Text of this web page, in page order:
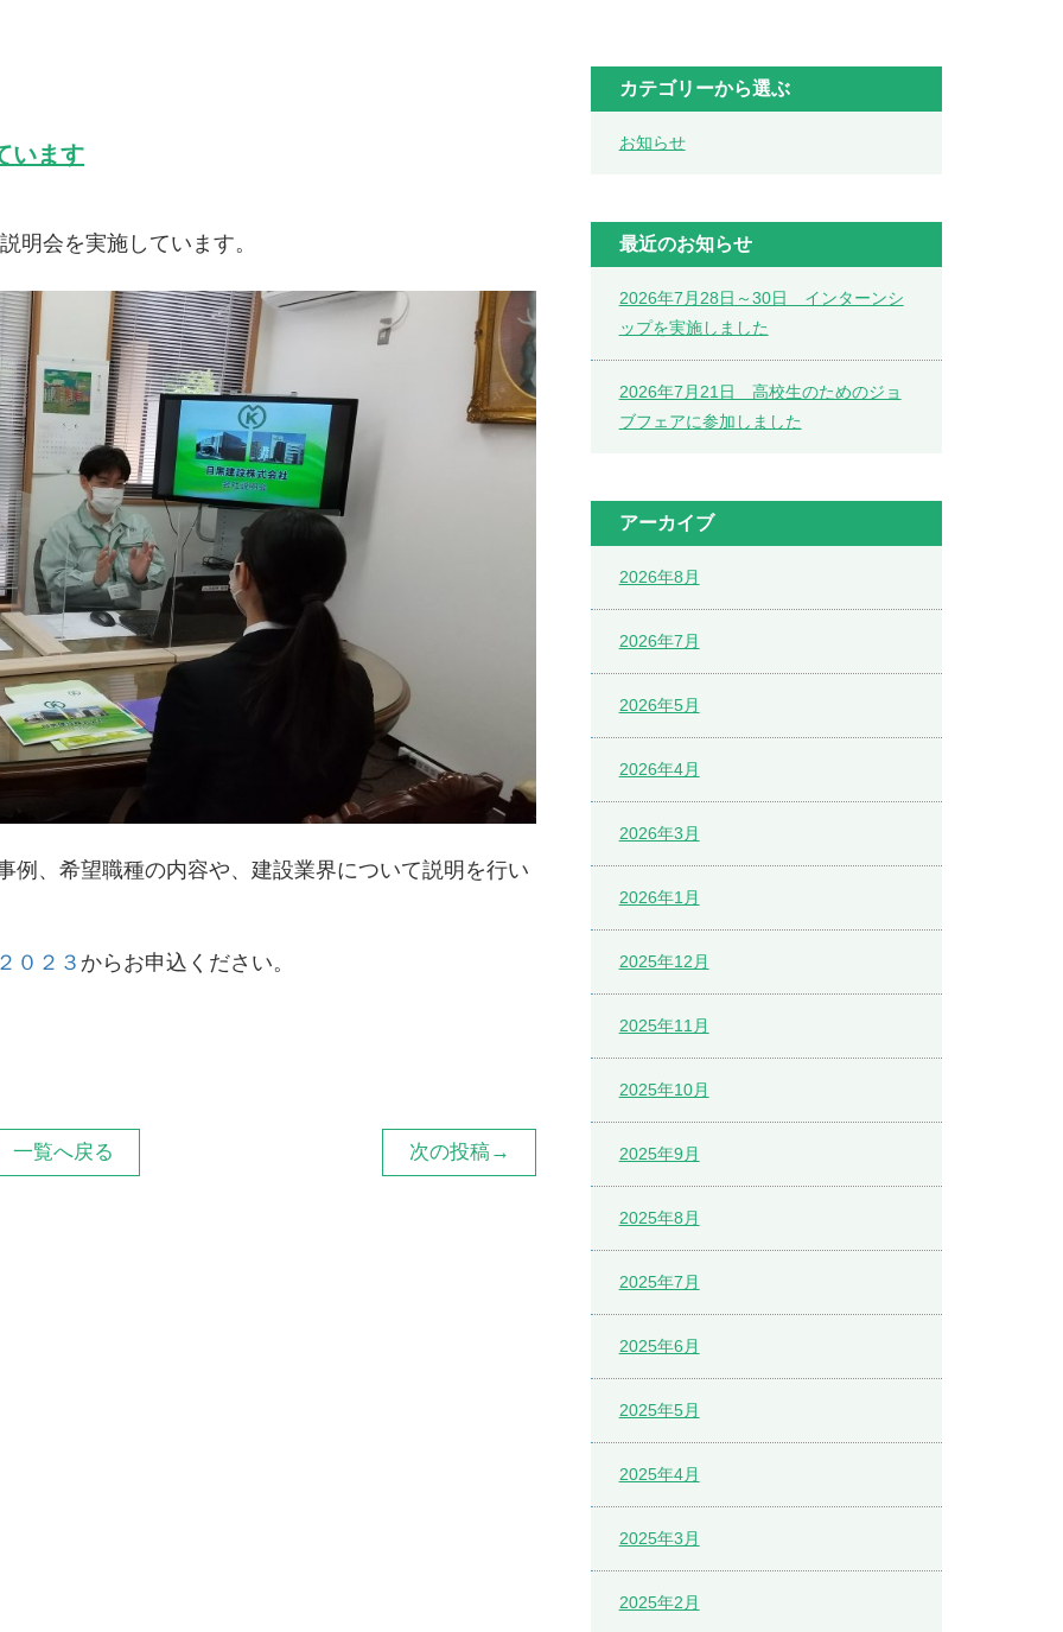
います
明会を実施しています。
例、希望職種の内容や、建設業界について説明を行い
０２３ からお申込ください。
一覧へ戻る 次の投稿→
カテゴリーから選ぶ
お知らせ
最近のお知らせ
2026年7月28日～30日 インターンシ
ップを実施しました
2026年7月21日 高校生のためのジョ
ブフェアに参加しました
アーカイブ
2026年8月
2026年7月
2026年5月
2026年4月
2026年3月
2026年1月
2025年12月
2025年11月
2025年10月
2025年9月
2025年8月
2025年7月
2025年6月
2025年5月
2025年4月
2025年3月
2025年2月